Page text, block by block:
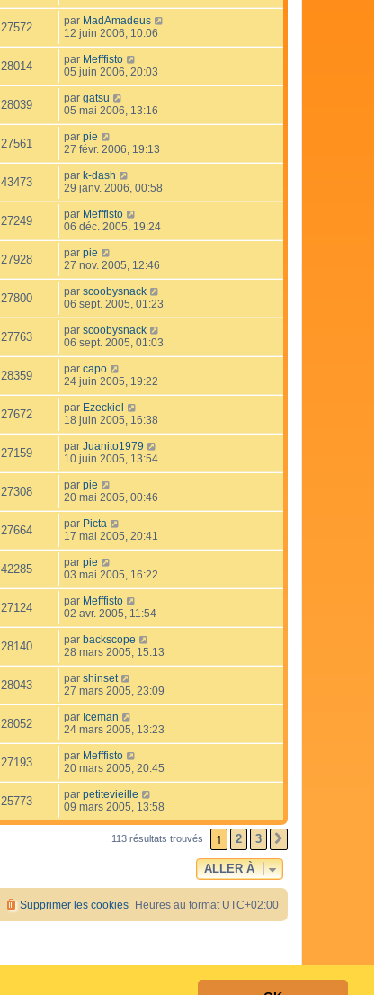
27572 par MadAmadeus
12 juin 2006, 10:06
28014 par Mefffisto
05 juin 2006, 20:03
28039 par gatsu
05 mai 2006, 13:16
27561 par pie
27 févr. 2006, 19:13
43473 par k-dash
29 janv. 2006, 00:58
27249 par Mefffisto
06 déc. 2005, 19:24
27928 par pie
27 nov. 2005, 12:46
27800 par scoobysnack
06 sept. 2005, 01:23
27763 par scoobysnack
06 sept. 2005, 01:03
28359 par capo
24 juin 2005, 19:22
27672 par Ezeckiel
18 juin 2005, 16:38
27159 par Juanito1979
10 juin 2005, 13:54
27308 par pie
20 mai 2005, 00:46
27664 par Picta
17 mai 2005, 20:41
42285 par pie
03 mai 2005, 16:22
27124 par Mefffisto
02 avr. 2005, 11:54
28140 par backscope
28 mars 2005, 15:13
28043 par shinset
27 mars 2005, 23:09
28052 par Iceman
24 mars 2005, 13:23
27193 par Mefffisto
20 mars 2005, 20:45
25773 par petitevieille
09 mars 2005, 13:58
113 résultats trouvés 1 2 3
ALLER À
Heures au format UTC+02:00
Supprimer les cookies